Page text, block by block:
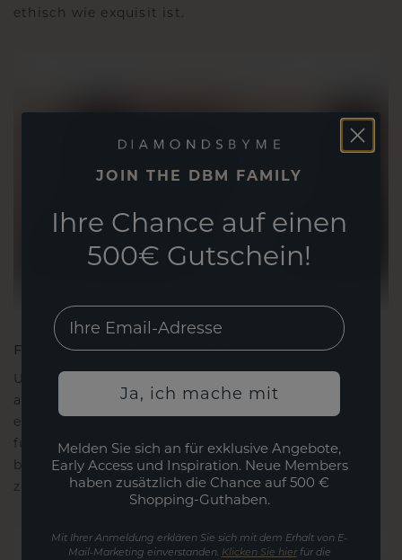
ethisch wie exquisit ist.
FÜR VERBINDUNGEN GESCHAFFEN
Unsere Designphilosophie ist auf Verbindung
ausgelegt, wobei jedes Stück so gestaltet ist, dass
es die Zeit überdauert. Es wird zu Ihrem Symbol
für Liebe und wertvolle Momente, das dazu
bestimmt ist, für immer getragen und geschätzt
zu werden.
JOIN THE DBM FAMILY
Ihre Chance auf einen
500€ Gutschein!
EMail
Ja, ich mache mit
Melden Sie sich an für exklusive Angebote,
Early Access und Inspiration. Neue Members
haben zusätzlich die Chance auf 500 €
Shopping-Guthaben.
Mit Ihrer Anmeldung erklären Sie sich mit dem Erhalt von E-
Mail-Marketing einverstanden. Klicken Sie hierfür die